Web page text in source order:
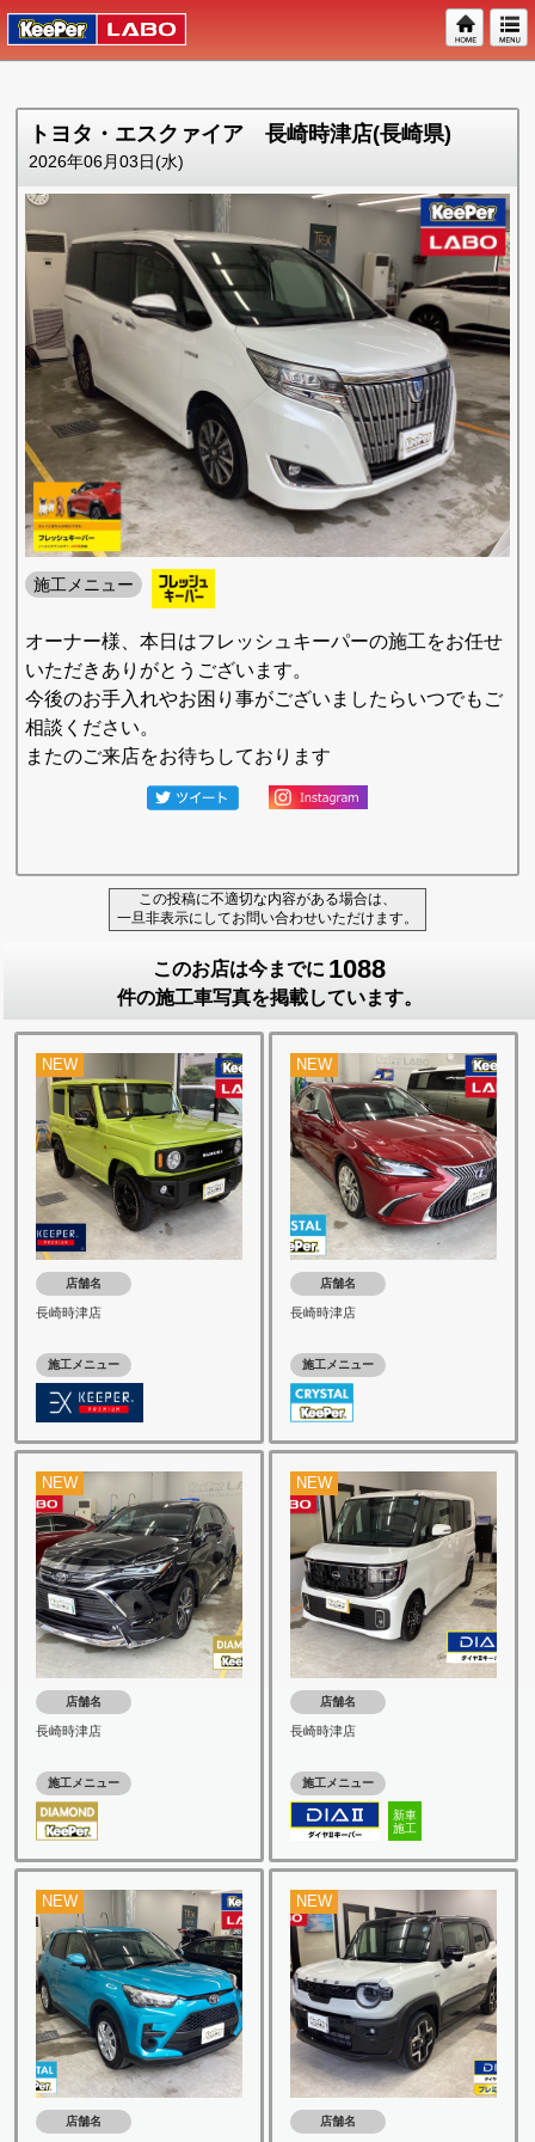
トヨタ・エスクァイア 長崎時津店(長崎県)
2026年06月03日(水)
施工メニュー
オーナー様、本日はフレッシュキーパーの施工をお任せ
いただきありがとうございます。
今後のお手入れやお困り事がございましたらいつでもご
相談ください。
またのご来店をお待ちしております
この投稿に不適切な内容がある場合は、
一旦非表示にしてお問い合わせいただけます。
このお店は今までに 1088
件の施工車写真を掲載しています。
NEW
店舗名
長崎時津店
施工メニュー
NEW
店舗名
長崎時津店
施工メニュー
NEW
店舗名
長崎時津店
施工メニュー
NEW
店舗名
長崎時津店
施工メニュー
新車
施工
NEW
店舗名
NEW
店舗名